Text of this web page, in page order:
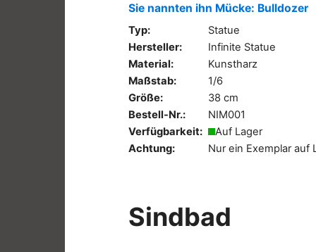
Sie nannten ihn Mücke: Bulldozer
Typ:
Statue
Hersteller:
Infinite Statue
Material:
Kunstharz
Maßstab:
1/6
Größe:
38 cm
Bestell-Nr.:
NIM001
Verfügbarkeit:
Auf Lager
Achtung:
Nur ein Exemplar auf
Sindbad